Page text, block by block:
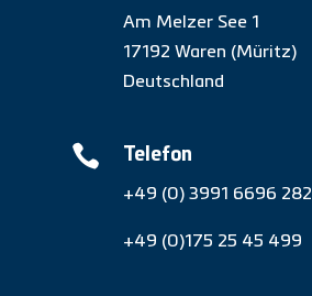
Am Melzer See 1
17192 Waren (Müritz)
Deutschland
 Telefon
+49 (0) 3991 6696 282
+49 (0)175 25 45 499